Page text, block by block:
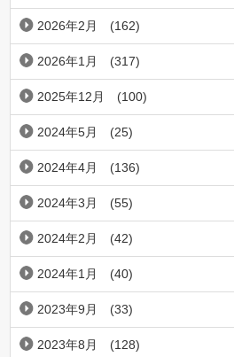
2026年2月 (162)
2026年1月 (317)
2025年12月 (100)
2024年5月 (25)
2024年4月 (136)
2024年3月 (55)
2024年2月 (42)
2024年1月 (40)
2023年9月 (33)
2023年8月 (128)